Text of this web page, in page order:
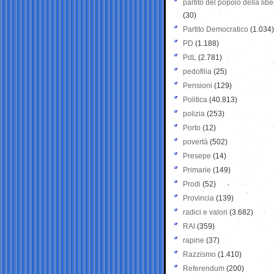
partito del popolo della
(30)
Partito Democratico (1.034)
PD (1.188)
PdL (2.781)
pedofilia (25)
Pensioni (129)
Politica (40.813)
polizia (253)
Porto (12)
povertà (502)
Presepe (14)
Primarie (149)
Prodi (52)
Provincia (139)
radici e valori (3.682)
RAI (359)
rapine (37)
Razzismo (1.410)
Referendum (200)